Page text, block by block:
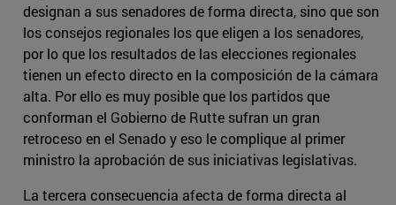
designan a sus senadores de forma directa, sino que son
los consejos regionales los que eligen a los senadores,
por lo que los resultados de las elecciones regionales
tienen un efecto directo en la composición de la cámara
alta. Por ello es muy posible que los partidos que
conforman el Gobierno de Rutte sufran un gran
retroceso en el Senado y eso le complique al primer
ministro la aprobación de sus iniciativas legislativas.
La tercera consecuencia afecta de forma directa al